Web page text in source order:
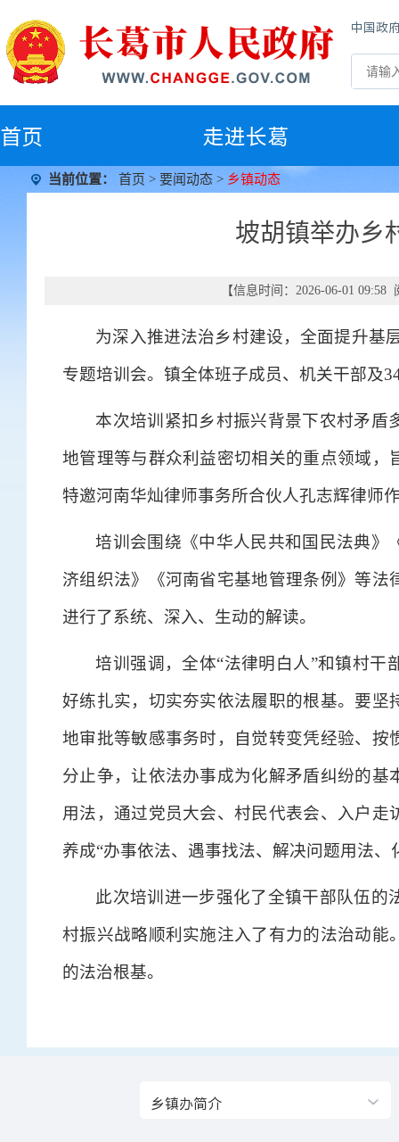
中国政
首页 走进长葛
当前位置： 首页 > 要闻动态 > 乡镇动态
坡胡镇举办乡
【信息时间：2026-06-01
为深入推进法治乡村建设，全面提升基
专题培训会。镇全体班子成员、机关干部及
本次培训紧扣乡村振兴背景下农村矛盾
地管理等与群众利益密切相关的重点领域
特邀河南华灿律师事务所合伙人孔志辉律师
培训会围绕《中华人民共和国民法典》
济组织法》《河南省宅基地管理条例》等
进行了系统、深入、生动的解读。
培训强调，全体“法律明白人”和镇村
好练扎实，切实夯实依法履职的根基。要
地审批等敏感事务时，自觉转变凭经验、
分止争，让依法办事成为化解矛盾纠纷的
用法，通过党员大会、村民代表会、入户
养成“办事依法、遇事找法、解决问题用法
此次培训进一步强化了全镇干部队伍
村振兴战略顺利实施注入了有力的法治动
的法治根基。
乡镇办简介